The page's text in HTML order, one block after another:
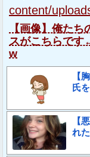
content/
【画像】俺た
スがこちらで
w
【
氏
【
れ